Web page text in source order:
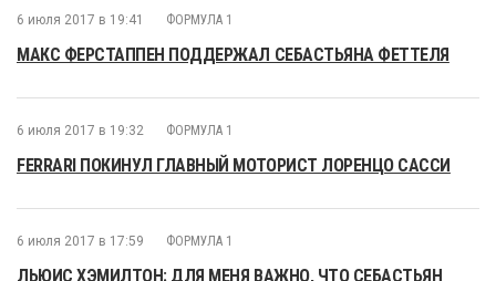
6 июля 2017 в 19:41 ФОРМУЛА 1
МАКС ФЕРСТАППЕН ПОДДЕРЖАЛ СЕБАСТЬЯНА ФЕТТЕЛЯ
6 июля 2017 в 19:32 ФОРМУЛА 1
FERRARI ПОКИНУЛ ГЛАВНЫЙ МОТОРИСТ ЛОРЕНЦО САССИ
6 июля 2017 в 17:59 ФОРМУЛА 1
ЛЬЮИС ХЭМИЛТОН: ДЛЯ МЕНЯ ВАЖНО, ЧТО СЕБАСТЬЯН